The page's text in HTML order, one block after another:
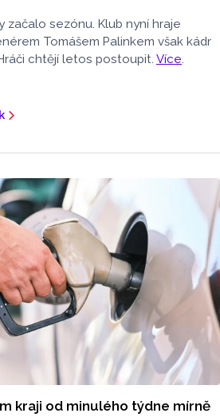
začalo sezónu. Klub nyní hraje
Tomášem Palinkem však kádr
chtějí letos postoupit. Více.
kraji od minulého týdne mírně